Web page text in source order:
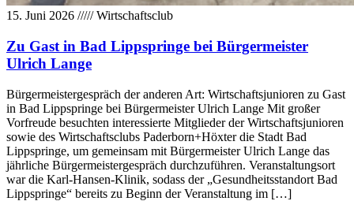
15. Juni 2026 /////Wirtschaftsclub
Zu Gast in Bad Lippspringe bei Bürgermeister
Ulrich Lange
Bürgermeistergespräch der anderen Art: Wirtschaftsjunioren zu Gast
in Bad Lippspringe bei Bürgermeister Ulrich Lange Mit großer
Vorfreude besuchten interessierte Mitglieder der Wirtschaftsjunioren
sowie des Wirtschaftsclubs Paderborn+Höxter die Stadt Bad
Lippspringe, um gemeinsam mit Bürgermeister Ulrich Lange das
jährliche Bürgermeistergespräch durchzuführen. Veranstaltungsort
war die Karl-Hansen-Klinik, sodass der „Gesundheitsstandort Bad
Lippspringe“ bereits zu Beginn der Veranstaltung im […]